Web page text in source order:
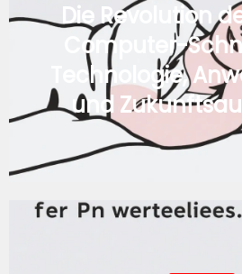
Die Revolution
Computer-
Technologie,
und